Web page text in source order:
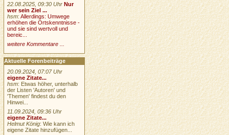
22.08.2025, 09:30 Uhr Nur
wer sein Ziel ...
hsm:Allerdings: Umwege
erhöhen die Ortskenntnisse -
und sie sind wertvoll und
bereic...
weitere Kommentare ...
Aktuelle Forenbeiträge
20.09.2024, 07:07 Uhr
eigene Zitate...
hsm: Etwas höher, unterhalb
der Listen 'Autoren' und
'Themen' findest du den
Hinwei...
11.09.2024, 09:36 Uhr
eigene Zitate...
Helmut König: Wie kann ich
eigene Zitate hinzufügen...